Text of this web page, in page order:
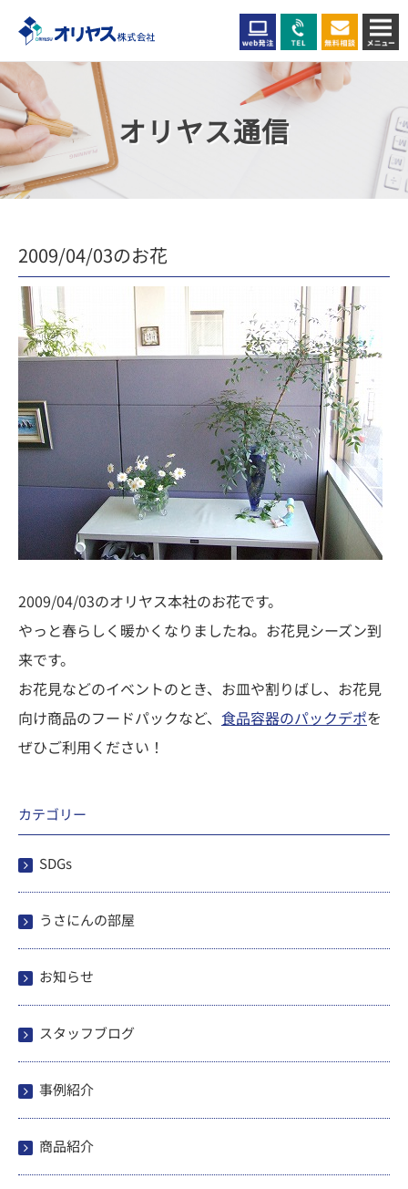
オリヤス通信
2009/04/03のお花
2009/04/03のオリヤス本社のお花です。
やっと春らしく暖かくなりましたね。お花見シーズン到
来です。
お花見などのイベントのとき、お皿や割りばし、お花見
向け商品のフードパックなど、 食品容器のパックデポを
ぜひご利用ください！
カテゴリー
SDGs
うさにんの部屋
お知らせ
スタッフブログ
事例紹介
商品紹介